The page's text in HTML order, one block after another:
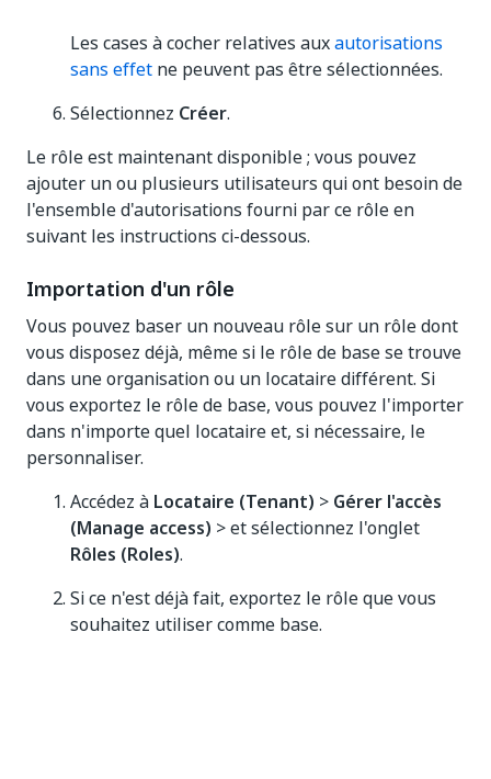
Les cases à cocher relatives auxautorisations
sans effet ne peuvent pas être sélectionnées.
Sélectionnez Créer.
Le rôle est maintenant disponible ; vous pouvez
ajouter un ou plusieurs utilisateurs qui ont besoin de
l'ensemble d'autorisations fourni par ce rôle en
suivant les instructions ci-dessous.
Importation d'un rôle
Vous pouvez baser un nouveau rôle sur un rôle dont
vous disposez déjà, même si le rôle de base se trouve
dans une organisation ou un locataire différent. Si
vous exportez le rôle de base, vous pouvez l'importer
dans n'importe quel locataire et, si nécessaire, le
personnaliser.
Accédez à Locataire (Tenant) > Gérer l'accès
(Manage access) > et sélectionnez l'onglet
Rôles (Roles).
Si ce n'est déjà fait, exportez le rôle que vous
souhaitez utiliser comme base.